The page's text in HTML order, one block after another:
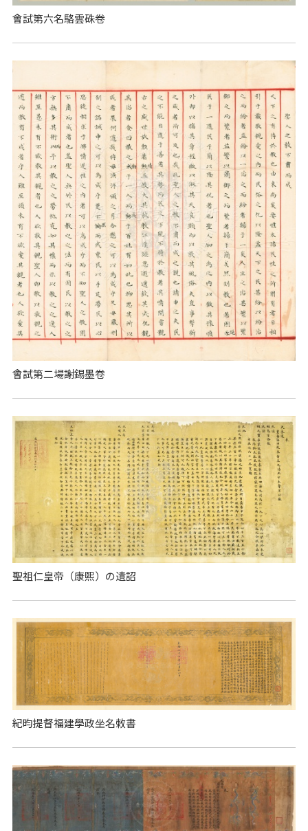
會試第六名駱雲硃卷
會試第二場謝錫墨卷
聖祖仁皇帝（康熙）の遺詔
紀昀提督福建學政坐名敕書